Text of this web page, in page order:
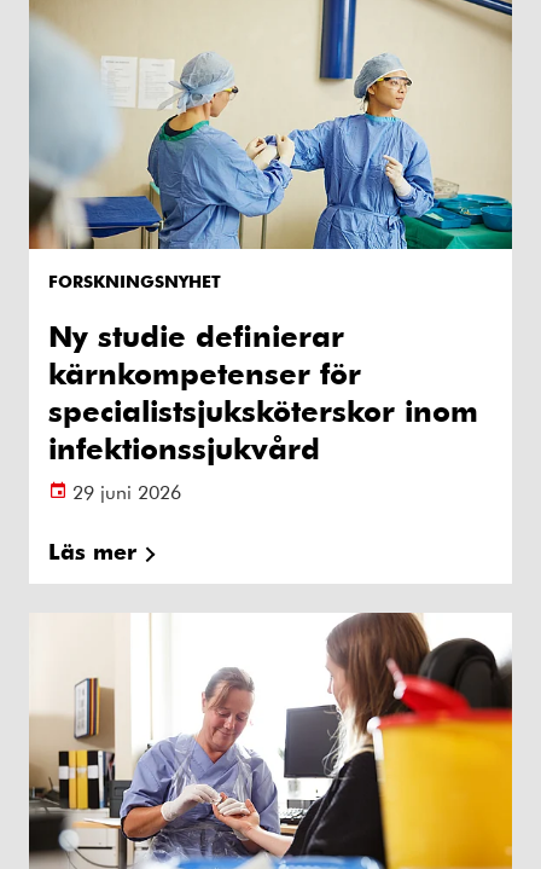
FORSKNINGSNYHET
Ny studie definierar
kärnkompetenser för
specialistsjuksköterskor inom
infektionssjukvård
29 juni 2026
Läs mer